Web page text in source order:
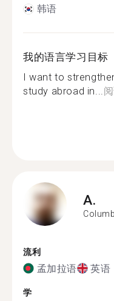
韩语
我的语言学习目标
I want to
study abroad in...
A.
流利
孟加拉语 英语
学